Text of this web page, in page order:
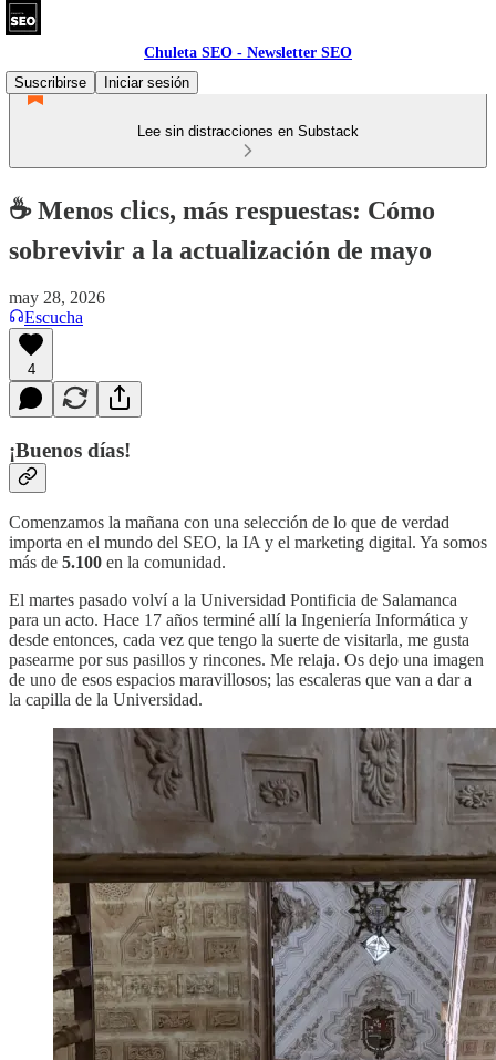
Chuleta SEO - Newsletter SEO
Suscribirse
Iniciar sesión
Lee sin distracciones en Substack
☕ Menos clics, más respuestas: Cómo
sobrevivir a la actualización de mayo
may 28, 2026
Escucha
4
¡Buenos días!
Comenzamos la mañana con una selección de lo que de verdad
importa en el mundo del SEO, la IA y el marketing digital. Ya somos
más de 5.100 en la comunidad.
El martes pasado volví a la Universidad Pontificia de Salamanca
para un acto. Hace 17 años terminé allí la Ingeniería Informática y
desde entonces, cada vez que tengo la suerte de visitarla, me gusta
pasearme por sus pasillos y rincones. Me relaja. Os dejo una imagen
de uno de esos espacios maravillosos; las escaleras que van a dar a
la capilla de la Universidad.